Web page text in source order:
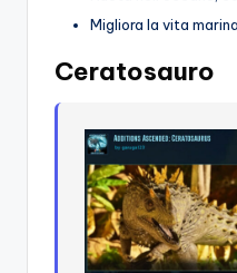
Migliora la vita
Ceratosauro